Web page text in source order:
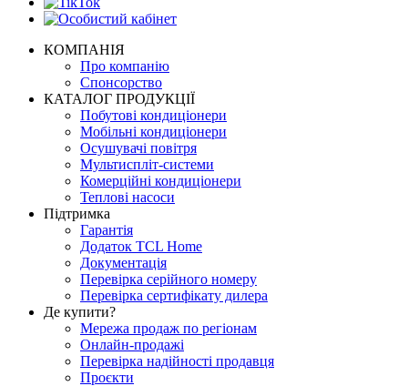
КОМПАНІЯ
Про компанію
Спонсорство
КАТАЛОГ ПРОДУКЦІЇ
Побутові кондиціонери
Мобільні кондиціонери
Осушувачі повітря
Мультиспліт-системи
Комерційні кондиціонери
Теплові насоси
Підтримка
Гарантія
Додаток TCL Home
Документація
Перевірка серійного номеру
Перевірка сертифікату дилера
Де купити?
Мережа продаж по регіонам
Онлайн-продажі
Перевірка надійності продавця
Проєкти